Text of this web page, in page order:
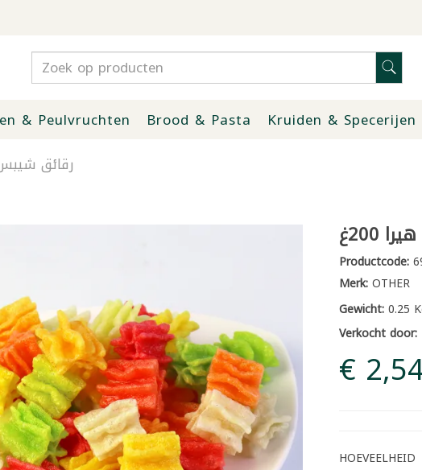
& Peulvruchten Brood & Pasta Kruiden & Specerijen
رقائق شيبس
Productcode:
Merk:OTHER
Gewicht:0.25
Verkocht door:
€
HOEVEELHEID